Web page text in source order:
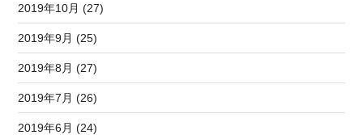
2019年10月 (27)
2019年9月 (25)
2019年8月 (27)
2019年7月 (26)
2019年6月 (24)